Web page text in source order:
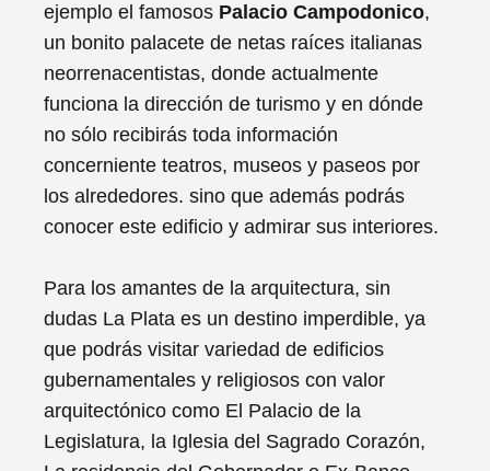
ejemplo el famosos Palacio Campodonico,
un bonito palacete de netas raíces italianas
neorrenacentistas, donde actualmente
funciona la dirección de turismo y en dónde
no sólo recibirás toda información
concerniente teatros, museos y paseos por
los alrededores. sino que además podrás
conocer este edificio y admirar sus interiores.
Para los amantes de la arquitectura, sin
dudas La Plata es un destino imperdible, ya
que podrás visitar variedad de edificios
gubernamentales y religiosos con valor
arquitectónico como El Palacio de la
Legislatura, la Iglesia del Sagrado Corazón,